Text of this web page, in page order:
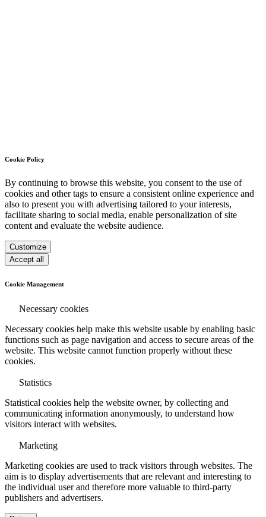
Cookie Policy
By continuing to browse this website, you consent to the use of
cookies and other tags to ensure a consistent online experience and
also to present you with advertising tailored to your interests,
facilitate sharing to social media, enable personalization of site
content and evaluate the website audience.
Customize
Accept all
Cookie Management
Necessary cookies
Necessary cookies help make this website usable by enabling basic
functions such as page navigation and access to secure areas of the
website. This website cannot function properly without these
cookies.
Statistics
Statistical cookies help the website owner, by collecting and
communicating information anonymously, to understand how
visitors interact with websites.
Marketing
Marketing cookies are used to track visitors through websites. The
aim is to display advertisements that are relevant and interesting to
the individual user and therefore more valuable to third-party
publishers and advertisers.